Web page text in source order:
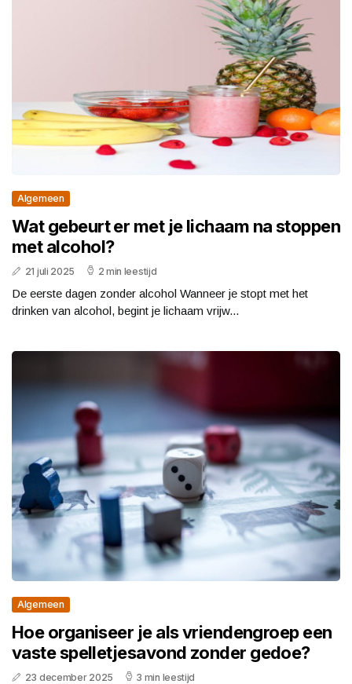
Algemeen
Wat gebeurt er met je lichaam na stoppen
met alcohol?
21 juli 2025 2 min leestijd
De eerste dagen zonder alcohol Wanneer je stopt met het
drinken van alcohol, begint je lichaam vrijw...
Algemeen
Hoe organiseer je als vriendengroep een
vaste spelletjesavond zonder gedoe?
23 december 2025 3 min leestijd